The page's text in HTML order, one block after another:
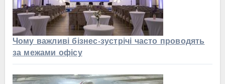
Чому важливі бізнес-зустрічі часто проводять
за межами офісу